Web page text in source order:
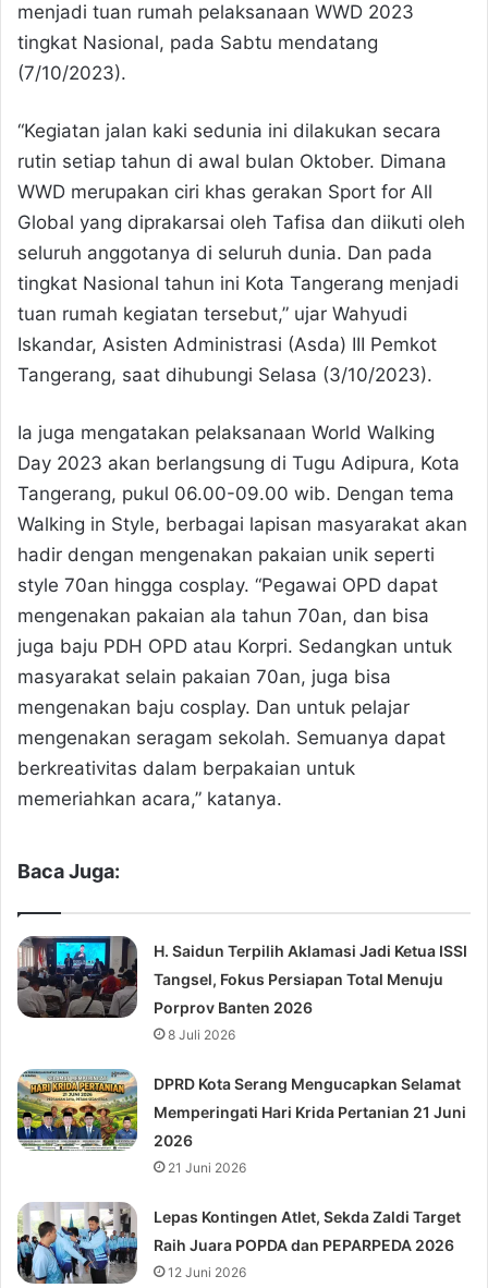
menjadi tuan rumah pelaksanaan WWD 2023
tingkat Nasional, pada Sabtu mendatang
(7/10/2023).
“Kegiatan jalan kaki sedunia ini dilakukan secara
rutin setiap tahun di awal bulan Oktober. Dimana
WWD merupakan ciri khas gerakan Sport for All
Global yang diprakarsai oleh Tafisa dan diikuti oleh
seluruh anggotanya di seluruh dunia. Dan pada
tingkat Nasional tahun ini Kota Tangerang menjadi
tuan rumah kegiatan tersebut,” ujar Wahyudi
Iskandar, Asisten Administrasi (Asda) III Pemkot
Tangerang, saat dihubungi Selasa (3/10/2023).
Ia juga mengatakan pelaksanaan World Walking
Day 2023 akan berlangsung di Tugu Adipura, Kota
Tangerang, pukul 06.00-09.00 wib. Dengan tema
Walking in Style, berbagai lapisan masyarakat akan
hadir dengan mengenakan pakaian unik seperti
style 70an hingga cosplay. “Pegawai OPD dapat
mengenakan pakaian ala tahun 70an, dan bisa
juga baju PDH OPD atau Korpri. Sedangkan untuk
masyarakat selain pakaian 70an, juga bisa
mengenakan baju cosplay. Dan untuk pelajar
mengenakan seragam sekolah. Semuanya dapat
berkreativitas dalam berpakaian untuk
memeriahkan acara,” katanya.
Baca Juga:
H. Saidun Terpilih Aklamasi Jadi Ketua ISSI
Tangsel, Fokus Persiapan Total Menuju
Porprov Banten 2026
8 Juli 2026
DPRD Kota Serang Mengucapkan Selamat
Memperingati Hari Krida Pertanian 21 Juni
2026
21 Juni 2026
Lepas Kontingen Atlet, Sekda Zaldi Target
Raih Juara POPDA dan PEPARPEDA 2026
12 Juni 2026